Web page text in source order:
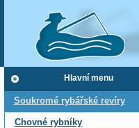
Hlavní menu
Soukromé rybářské revíry
Chovné rybníky